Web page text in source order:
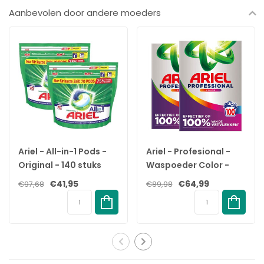
afwasmiddelen, die al na de eerste wasbeurt in een korte
gebruik van water en stroom wordt beperkt.
Meer informatie over Ariel Professional Vloeibaar
Wasmiddel
Met dit wasmiddel Regular van Ariel met zijn nieuwe formule
haal je 15% meer wasbeurten dan met andere wasmiddelen. De
unieke combinatie van hoogkwalitatieve ingrediënten zorgt
wasbeurt: witheid, frisheid, dieptereiniging, vuilverwijdering en
vlekkenverwijdering. Dat alles is zelfs mogelijk bij lage
Hoe was je met vloeibaar wasmiddel?
Je legt het wasbolletje rechtstreek op de was en vult het met
wasverzachter in het wasbolletje schenken. Het komt dan
namelijk te vroeg in het wasprogramma in de machine en
Aanbevolen door andere moeders
Ariel - All-in-1 Pods -
Original - 140 stuks
€97,68 €41,95
Ariel - Profesional -
Waspoeder Color -
11KG - 2 x 100
Wasbeurten
€89,98 €64,99